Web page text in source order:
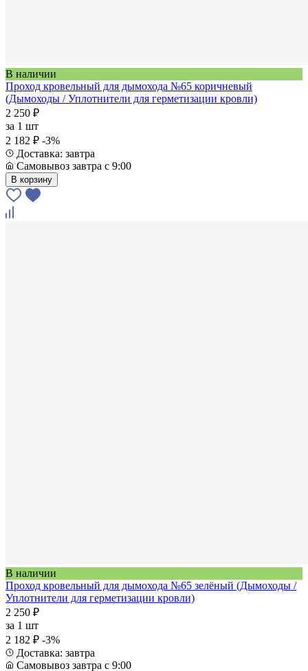
В наличии
Проход кровельный для дымохода №65 коричневый
(Дымоходы / Уплотнители для герметизации кровли)
2 250 ₽
за 1 шт
2 182 ₽ -3%
Доставка: завтра
Самовывоз завтра с 9:00
В корзину
В наличии
Проход кровельный для дымохода №65 зелёный (Дымоходы /
Уплотнители для герметизации кровли)
2 250 ₽
за 1 шт
2 182 ₽ -3%
Доставка: завтра
Самовывоз завтра с 9:00